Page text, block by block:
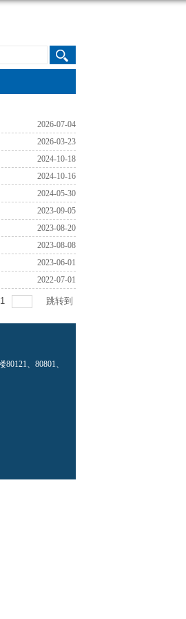
2026-07-04
2026-03-23
2024-10-18
2024-10-16
2024-05-30
2023-09-05
2023-08-20
2023-08-08
2023-06-01
2022-07-01
1 跳转到
、80801、